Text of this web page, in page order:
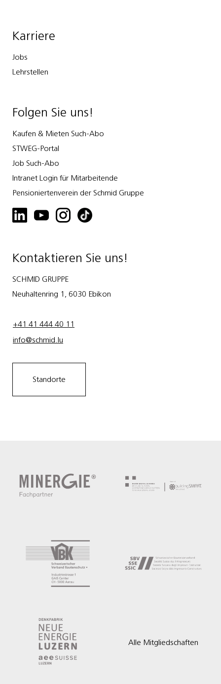
Karriere
Jobs
Lehrstellen
Folgen Sie uns!
Kaufen & Mieten Such-Abo
STWEG-Portal
Job Such-Abo
Intranet Login für Mitarbeitende
Pensioniertenverein der Schmid Gruppe
Kontaktieren Sie uns!
SCHMID GRUPPE
Neuhaltenring 1, 6030 Ebikon
+41 41 444 40 11
info@schmid.lu
Standorte
Alle Mitgliedschaften